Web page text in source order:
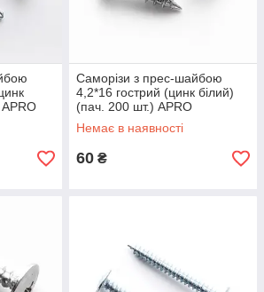
Саморізи з прес-шайбою
4,2*16 гострий (цинк білий)
(пач. 200 шт.) APRO
Немає в наявності
60 ₴